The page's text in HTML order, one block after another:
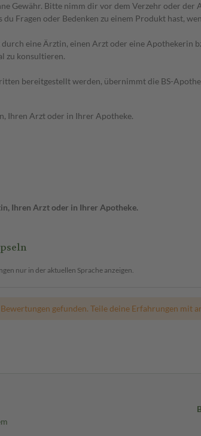
Gewähr. Bitte nimm dir vor dem Verzehr oder
Fragen oder Bedenken zu einem Produkt hast,
eine Ärztin, einen Arzt oder eine Apothekerin
zu konsultieren.
bereitgestellt werden, übernimmt die BS-
Ihren Arzt oder in Ihrer Apotheke.
Ihren Arzt oder in Ihrer Apotheke.
nur in der aktuellen Sprache anzeigen.
gefunden. Teile deine Erfahrungen mit